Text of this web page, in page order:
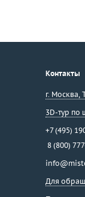
Контакты
г. Москва
3D-тур по
+7 (495)
8 (800)
Для